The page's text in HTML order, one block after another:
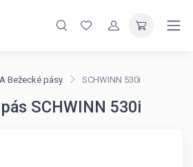
A Bežecké pásy SCHWINN 530i
SCHWINN 530i